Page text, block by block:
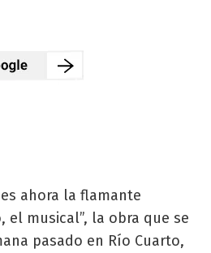
ahora la flamante
el musical”, la obra que se
pasado en Río Cuarto,